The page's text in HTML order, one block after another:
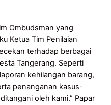
Ombudsman yang
Ketua Tim Penilaian
terhadap berbagai
Tangerang. Seperti
kehilangan barang,
penanganan kasus-
oleh kami.” Papar